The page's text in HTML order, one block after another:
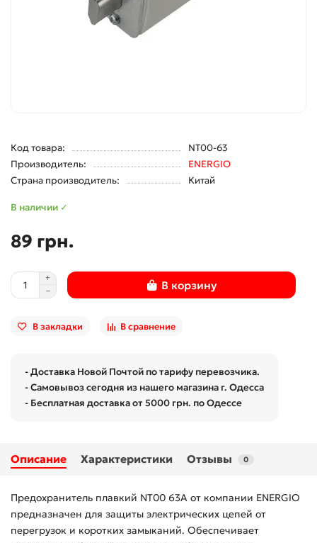
Код товара:
NT00-63
Производитель:
ENERGIO
Страна производитель:
Китай
В наличии ✓
89 грн.
В корзину
В закладки В сравнение
- Доставка Новой Почтой по тарифу перевозчика.
- Самовывоз сегодня из нашего магазина г. Одесса
- Бесплатная доставка от 5000 грн. по Одессе
Описание Характеристики Отзывы 0
Предохранитель плавкий NT00 63А от компании ENERGIO
предназначен для защиты электрических цепей от
перегрузок и коротких замыканий. Обеспечивает